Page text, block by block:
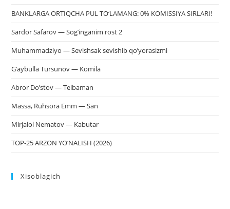
BANKLARGA ORTIQCHA PUL TO‘LAMANG: 0% KOMISSIYA SIRLARI!
Sardor Safarov — Sog’inganim rost 2
Muhammadziyo — Sevishsak sevishib qo’yorasizmi
G’aybulla Tursunov — Komila
Abror Do’stov — Telbaman
Massa, Ruhsora Emm — San
Mirjalol Nematov — Kabutar
TOP-25 ARZON YO‘NALISH (2026)
Xisoblagich